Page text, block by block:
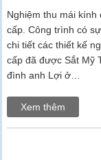
Nghiệm thu mái
cấp. Công trình có
chi tiết các thiết kế
cấp đã được Sắt Mỹ
đình anh Lợi ở…
Xem thêm